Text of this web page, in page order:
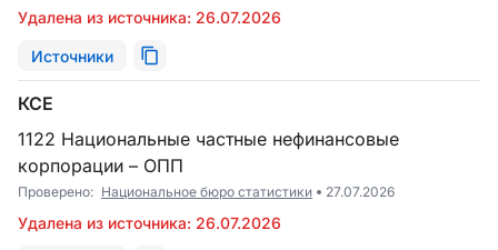
Удалена из источника: 26.07.2026
Источники
КСЕ
1122 Национальные частные нефинансовые
корпорации – ОПП
Проверено: Национальное бюро статистики 27.07.2026
Удалена из источника: 26.07.2026